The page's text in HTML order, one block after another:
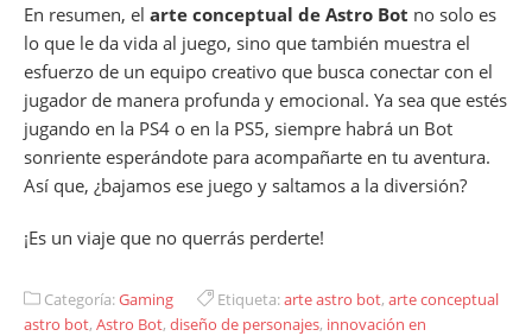
En resumen, el arte conceptual de Astro Bot no solo es
lo que le da vida al juego, sino que también muestra el
esfuerzo de un equipo creativo que busca conectar con el
jugador de manera profunda y emocional. Ya sea que estés
jugando en la PS4 o en la PS5, siempre habrá un Bot
sonriente esperándote para acompañarte en tu aventura.
Así que, ¿bajamos ese juego y saltamos a la diversión?
¡Es un viaje que no querrás perderte!
Categoría:Gaming Etiqueta:arte astro bot, arte conceptual
astro bot, Astro Bot, diseño de personajes, innovación en